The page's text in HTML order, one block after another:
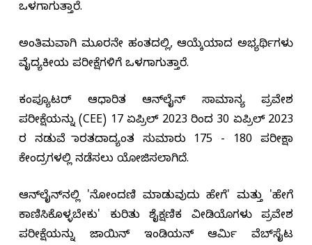
ಒಳಗಾಗುತ್ತಾರೆ.
ಅಂತಿಮವಾಗಿ ಮೂರನೇ ಹಂತದಲ್ಲಿ, ಆಯ್ಕೆಯಾದ ಅಭ್ಯರ್ಥಿಗಳು
ವೈದ್ಯಕೀಯ ಪರೀಕ್ಷೆಗಳಿಗೆ ಒಳಗಾಗುತ್ತಾರೆ.
ಕಂಪ್ಯೂಟರ್ ಆಧಾರಿತ ಆನ್‌ಲೈನ್ ಸಾಮಾನ್ಯ ಪ್ರವೇಶ
ಪರೀಕ್ಷೆಯನ್ನು (CEE) 17 ಏಪ್ರಿಲ್ 2023 ರಿಂದ 30 ಏಪ್ರಿಲ್ 2023
ರ ನಡುವೆ ಭಾರತದಾದ್ಯಂತ ಸುಮಾರು 175 - 180 ಪರೀಕ್ಷಾ
ಕೇಂದ್ರಗಳಲ್ಲಿ ನಡೆಸಲು ಯೋಜಿಸಲಾಗಿದೆ.
ಆನ್‌ಲೈನ್‌ನಲ್ಲಿ 'ನೋಂದಣಿ ಮಾಡುವುದು ಹೇಗೆ' ಮತ್ತು 'ಹೇಗೆ
ಕಾಣಿಸಿಕೊಳ್ಳಬೇಕು' ಕುರಿತು ಶೈಕ್ಷಣಿಕ ವೀಡಿಯೊಗಳು ಪ್ರವೇಶ
ಪರೀಕ್ಷೆಯನ್ನು ಜಾಯಿನ್ ಇಂಡಿಯನ್ ಆರ್ಮಿ ವೆಬ್‌ಸೈಟ